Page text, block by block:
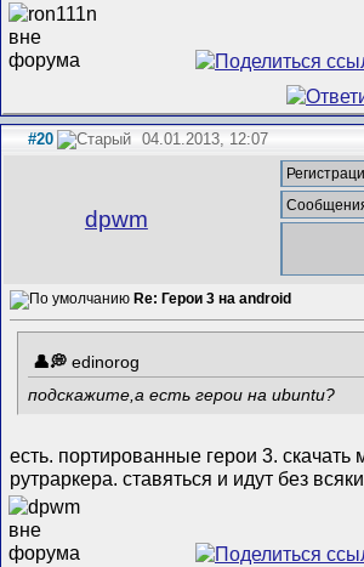
#20 04.01.2013, 12:07
dpwm
Re: Герои 3 на android
edinorog
подскажите,а есть герои на ubuntu?
есть. портированные герои 3. скачать
рутраркера. ставяться и идут без